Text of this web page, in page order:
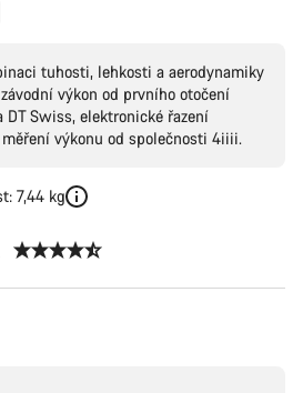
tuhosti, lehkosti a aerodynamiky
výkon od prvního otočení
DT Swiss, elektronické řazení
výkonu od společnosti 4iiii.
7,44 kg